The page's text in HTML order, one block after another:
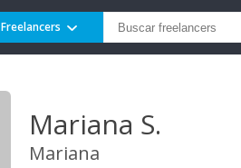
Freelancers
Mariana S.
Mariana